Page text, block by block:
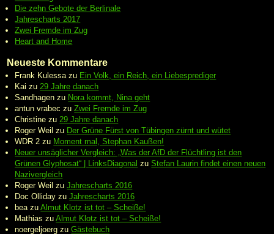
Die zehn Gebote der Berlinale
Jahrescharts 2017
Zwei Fremde im Zug
Heart and Home
Neueste Kommentare
Frank Kulessazu Ein Volk, ein Reich, ein Liebesprediger
Kai zu29 Jahre danach
Sandhagen zu Nora kommt, Nina geht
antun vrabec zuZwei Fremde im Zug
Christine zu29 Jahre danach
Roger Weil zu Der Grüne Fürst von Tübingen zürnt und wütet
WDR 2 zu Moment mal, Stephan Kaußen!
Neuer unsäglicher Vergleich: „Was der AfD der Flüchtling ist den
Grünen Glyphosat“ | LinksDiagonal zuStefan Laurin findet einen neuen
Nazivergleich
Roger Weil zuJahrescharts 2016
Doc Olliday zuJahrescharts 2016
beazuAlmut Klotz ist tot – Scheiße!
Mathias zuAlmut Klotz ist tot – Scheiße!
noergeljoerg zuGästebuch